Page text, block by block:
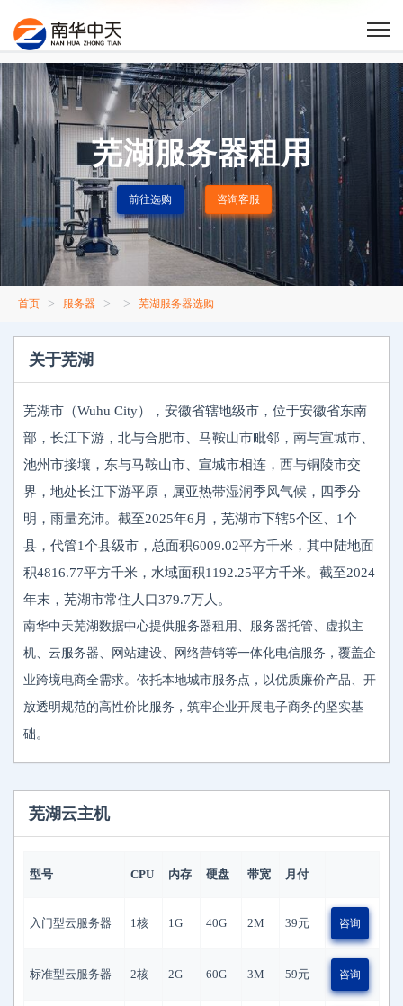
芜湖服务器租用
前往选购 咨询客服
首页 > 服务器 > > 芜湖服务器选购
关于芜湖
芜湖市（Wuhu City），安徽省辖地级市，位于安徽省东南
部，长江下游，北与合肥市、马鞍山市毗邻，南与宣城市、
池州市接壤，东与马鞍山市、宣城市相连，西与铜陵市交
界，地处长江下游平原，属亚热带湿润季风气候，四季分
明，雨量充沛。截至2025年6月，芜湖市下辖5个区、1个
县，代管1个县级市，总面积6009.02平方千米，其中陆地面
积4816.77平方千米，水域面积1192.25平方千米。截至2024
年末，芜湖市常住人口379.7万人。
南华中天芜湖数据中心提供服务器租用、服务器托管、虚拟主
机、云服务器、网站建设、网络营销等一体化电信服务，覆盖企
业跨境电商全需求。依托本地城市服务点，以优质廉价产品、开
放透明规范的高性价比服务，筑牢企业开展电子商务的坚实基
础。
芜湖云主机
型号 CPU 内存 硬盘 带宽 月付
入门型云服务器 1核 1G 40G 2M 39元 咨询
标准型云服务器 2核 2G 60G 3M 59元 咨询